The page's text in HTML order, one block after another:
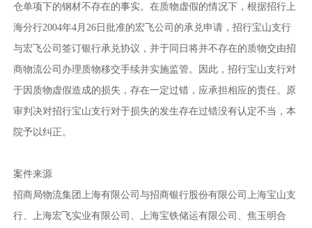
仓单项下的钢材不存在的事实。在质物虚假的情况下，根据招行上
海分行2004年4月26日批准的宏飞公司的承兑申请，招行宝山支行
与宏飞公司签订银行承兑协议，并于同日将并不存在的质物交由招
商物流公司办理质物移交手续并实施监管。因此，招行宝山支行对
于因质物虚假造成的损失，存在一定过错，应承担相应的责任。原
审判决对招行宝山支行对于损失的发生存在过错没有认定不当，本
院予以纠正。
案件来源
招商局物流集团上海有限公司与招商银行股份有限公司上海宝山支
行、上海宏飞实业有限公司、上海宝铁储运有限公司、焦玉明合